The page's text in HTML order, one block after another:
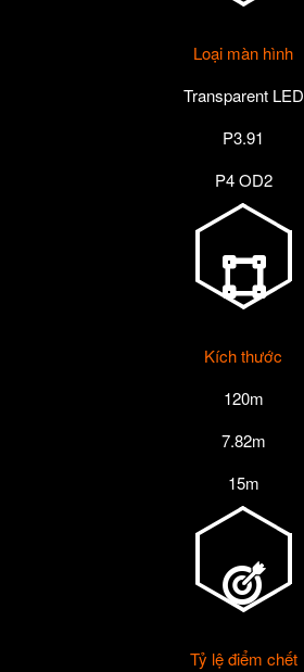
Loại màn hình
Transparent LED
P3.91
P4 OD2
Kích thước
120m
7.82m
15m
Tỷ lệ điểm chết